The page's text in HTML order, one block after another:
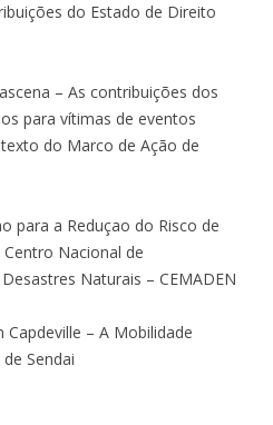
do Estado de Direito
– As contribuições dos
para vítimas de eventos
do Marco de Ação de
para a Reduçao do Risco de
Nacional de
Naturais – CEMADEN
Capdeville – A Mobilidade
Sendai